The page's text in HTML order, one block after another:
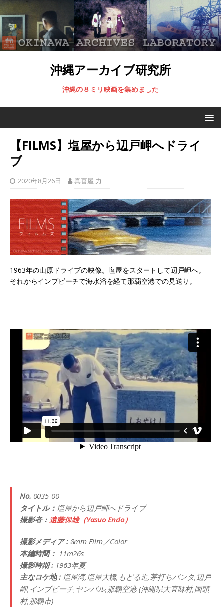
沖縄アーカイブ研究所
沖縄の８ミリ映画を集めました
【FILMS】塩屋から辺戸岬へドライ
ブ
2020年8月26日 真喜屋 力
1963年の山原ドライブの映像。塩屋をスタートして辺戸岬へ。
それからインブビーチで海水浴を経て那覇空港での見送り。
No. 0035-00
タイトル： 塩屋から辺戸岬へドライブ
撮影者： 遠藤保雄（Yasuo Endo）
撮影メディア : 8mm Film／Color
本編時間： 11m26s
撮影時期 : 1963年夏
主なロケ地 : 塩屋湾,塩屋大橋,もどる道,茅打ちバンタ,辺戸
岬,インブビーチ,ヤンバル,那覇空港 (沖縄県大宜味村,国頭
村,那覇市)